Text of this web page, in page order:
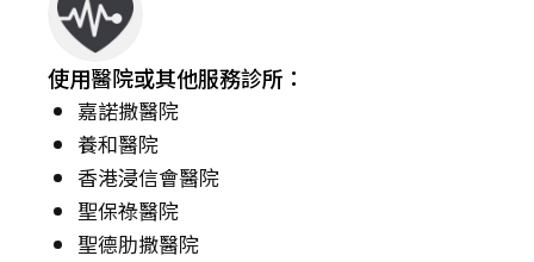
使用醫院或其他服務診所：
嘉諾撒醫院
養和醫院
香港浸信會醫院
聖保祿醫院
聖德肋撒醫院